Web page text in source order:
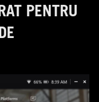
PENTRU